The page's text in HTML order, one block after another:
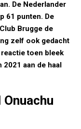
De Nederlander
61 punten. De
Brugge de
zelf ook gedacht
toen bleek
2021 aan de haal